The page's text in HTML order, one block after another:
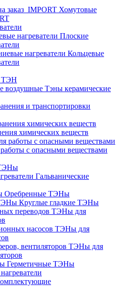
Хомутовые
Плоские
Кольцевые
ТЭН
Тэны керамические
и транспортировки
химических веществ
с опасными веществами
Гальванические
Оребренные ТЭНы
Круглые гладкие ТЭНы
ТЭНы для
ТЭНы для
ТЭНы для
Герметичные ТЭНы